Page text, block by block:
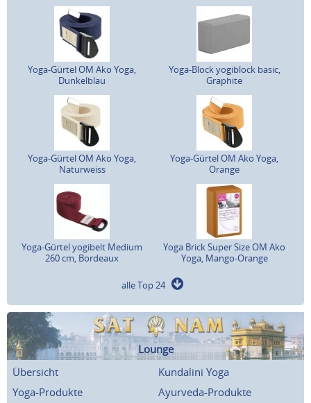
Yoga-Gürtel OM Ako Yoga,
Dunkelblau
Yoga-Block yogiblock basic,
Graphite
Yoga-Gürtel OM Ako Yoga,
Naturweiss
Yoga-Gürtel OM Ako Yoga,
Orange
Yoga-Gürtel yogibelt Medium
260 cm, Bordeaux
Yoga Brick Super Size OM Ako
Yoga, Mango-Orange
alle Top 24
Lounge
Übersicht
Kundalini Yoga
Yoga-Produkte
Ayurveda-Produkte